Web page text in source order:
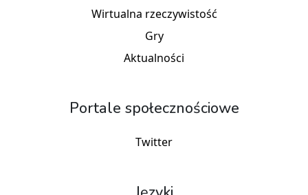
Wirtualna rzeczywistość
Gry
Aktualności
Portale społecznościowe
Twitter